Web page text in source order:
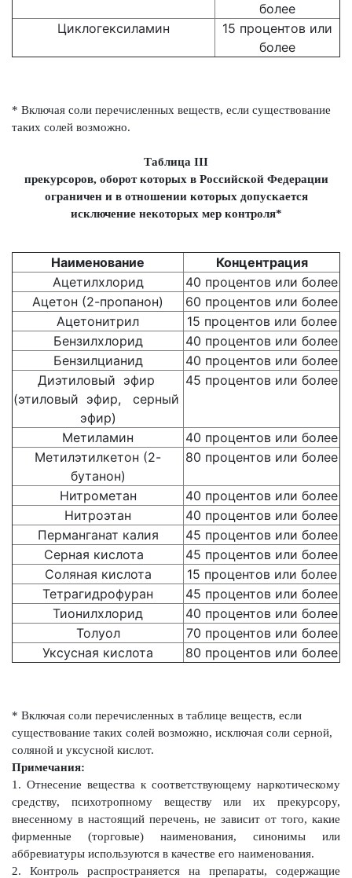
более
Циклогексиламин
15 процентов или
более
* Включая соли перечисленных веществ, если существование
таких солей возможно.
Таблица III
прекурсоров, оборот которых в Российской Федерации
ограничен и в отношении которых допускается
исключение некоторых мер контроля*
Наименование
Концентрация
Ацетилхлорид
40 процентов или более
Ацетон (2-пропанон)
60 процентов или более
Ацетонитрил
15 процентов или более
Бензилхлорид
40 процентов или более
Бензилцианид
40 процентов или более
Диэтиловый эфир
(этиловый эфир, серный
эфир)
45 процентов или более
Метиламин
40 процентов или более
Метилэтилкетон (2-
бутанон)
80 процентов или более
Нитрометан
40 процентов или более
Нитроэтан
40 процентов или более
Перманганат калия
45 процентов или более
Серная кислота
45 процентов или более
Соляная кислота
15 процентов или более
Тетрагидрофуран
45 процентов или более
Тионилхлорид
40 процентов или более
Толуол
70 процентов или более
Уксусная кислота
80 процентов или более
* Включая соли перечисленных в таблице веществ, если
существование таких солей возможно, исключая соли серной,
соляной и уксусной кислот.
Примечания:
1. Отнесение вещества к соответствующему наркотическому
средству, психотропному веществу или их прекурсору,
внесенному в настоящий перечень, не зависит от того, какие
фирменные (торговые) наименования, синонимы или
аббревиатуры используются в качестве его наименования.
2. Контроль распространяется на препараты, содержащие